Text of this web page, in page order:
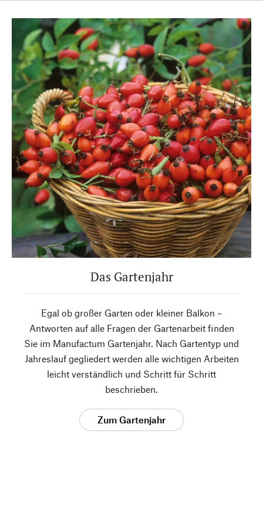
Das Gartenjahr
Egal ob großer Garten oder kleiner Balkon –
Antworten auf alle Fragen der Gartenarbeit finden
Sie im Manufactum Gartenjahr. Nach Gartentyp und
Jahreslauf gegliedert werden alle wichtigen Arbeiten
leicht verständlich und Schritt für Schritt
beschrieben.
Zum Gartenjahr